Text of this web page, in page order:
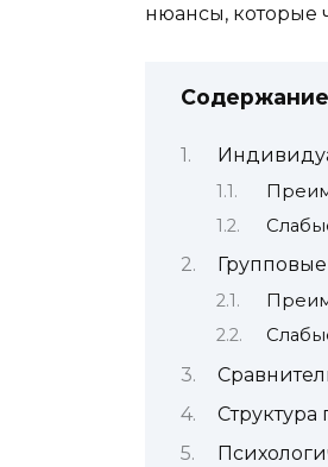
нюансы, которые
Содержание
Структура